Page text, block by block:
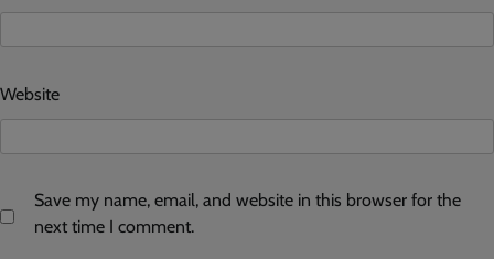
Website
Save my name, email, and website in this browser for the
next time I comment.